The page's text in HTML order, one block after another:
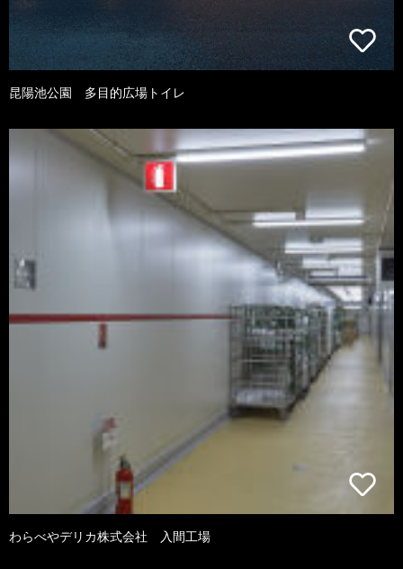
昆陽池公園 多目的広場トイレ
わらべやデリカ株式会社 入間工場